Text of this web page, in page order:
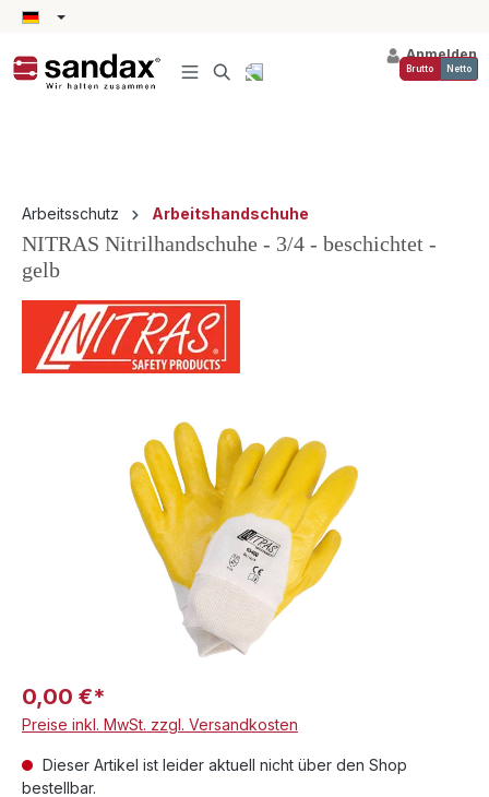
springen
Anmelden
Brutto Netto
Arbeitsschutz Arbeitshandschuhe
NITRAS Nitrilhandschuhe - 3/4 - beschichtet -
gelb
Bildergalerie überspringen
0,00 €*
Preise inkl. MwSt. zzgl. Versandkosten
Dieser Artikel ist leider aktuell nicht über den Shop
bestellbar.